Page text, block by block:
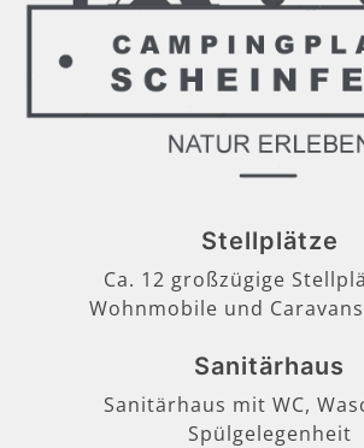
Stellplätze
Ca. 12 großzügige
Wohnmobile und
Sanitärhaus
Sanitärhaus mit WC,
Spülgelegenheit